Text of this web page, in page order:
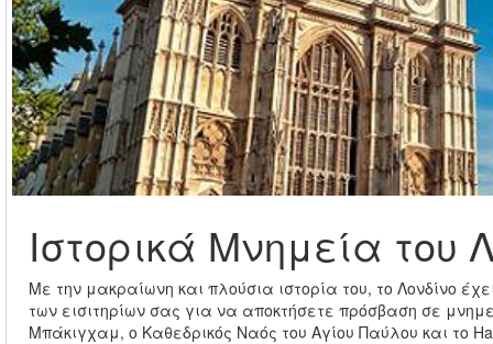
Ιστορικά Μνημεία του
Με την μακραίωνη και πλούσια ιστορία του, το Λονδίνο
των εισιτηρίων σας για να αποκτήσετε πρόσβαση σε
Μπάκιγχαμ, ο Καθεδρικός Ναός του Αγίου Παύλου και το